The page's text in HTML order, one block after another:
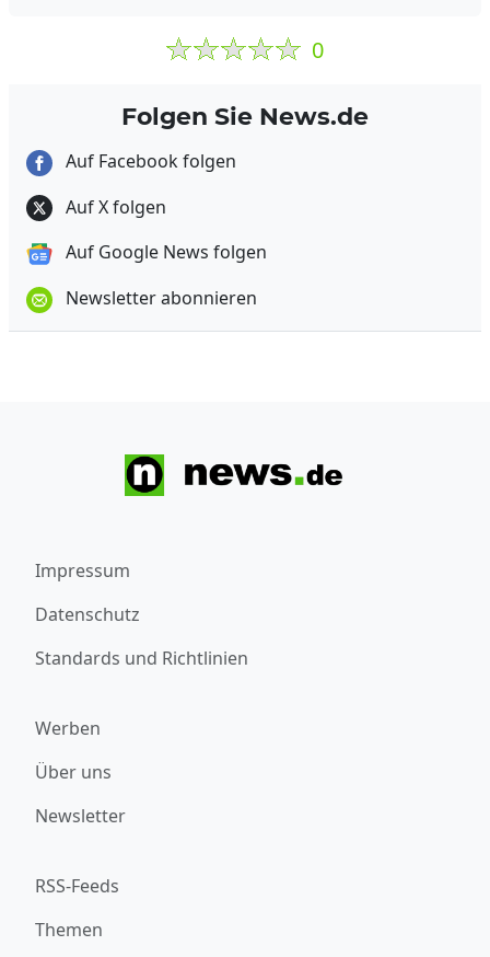
0
Folgen Sie News.de
Auf Facebook folgen
Auf X folgen
Auf Google News folgen
Newsletter abonnieren
Impressum
Datenschutz
Standards und Richtlinien
Werben
Über uns
Newsletter
RSS-Feeds
Themen